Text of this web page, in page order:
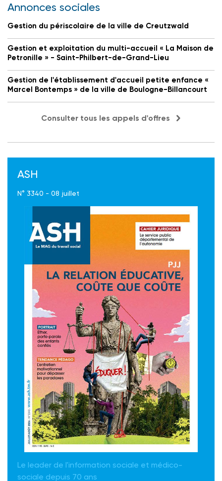
Annonces sociales
Gestion du périscolaire de la ville de Creutzwald
Gestion et exploitation du multi-accueil « La Maison de
Petronille » - Saint-Philbert-de-Grand-Lieu
Gestion de l'établissement d'accueil petite enfance «
Marcel Bontemps » de la ville de Boulogne-Billancourt
Consulter tous les appels d'offres
ASH
N° 3340 - 08 juillet
Le leader de l'information sociale et médico-
sociale depuis 70 ans